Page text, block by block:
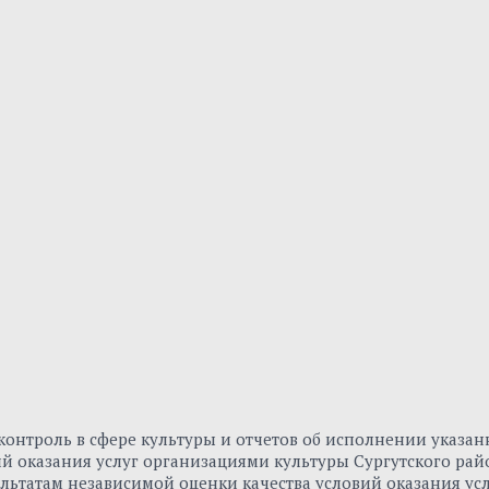
в сфере культуры и отчетов об исполнении
оказания услуг организациями культуры Сургутского
независимой оценки качества условий оказания